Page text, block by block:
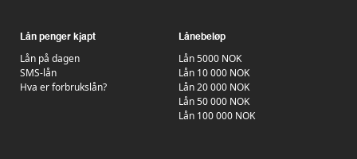
Lån penger kjapt
Lån på dagen
SMS-lån
Hva er forbrukslån?
Lånebeløp
Lån 5000 NOK
Lån 10 000 NOK
Lån 20 000 NOK
Lån 50 000 NOK
Lån 100 000 NOK